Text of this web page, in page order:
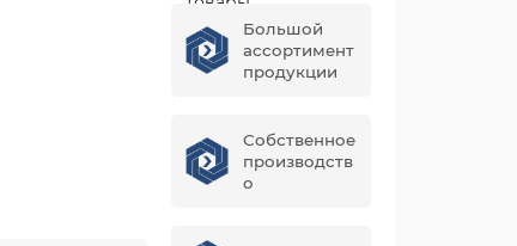
Большой
ассортимент
продукции
Собственное
производств
о